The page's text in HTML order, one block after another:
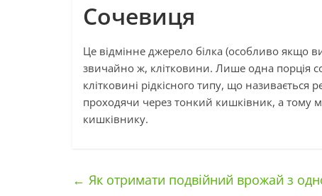
Сочевиця
Це відмінне джерело білка (особливо якщо ви
звичайно ж, клітковини. Лише одна порція
клітковині рідкісного типу, що
проходячи через тонкий кишківник, а тому
кишківнику.
← Як отримати подвійний врожай з